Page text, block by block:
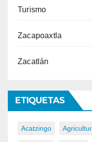
Turismo
Zacapoaxtla
Zacatlán
ETIQUETAS
Acatzingo